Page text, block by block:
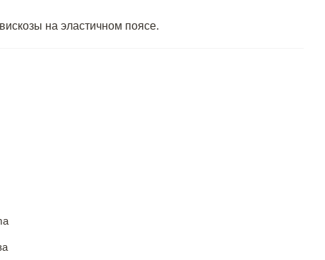
на эластичном поясе.